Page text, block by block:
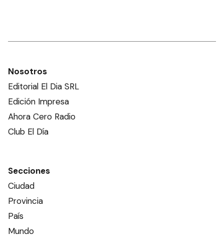
Nosotros
Editorial El Dia SRL
Edición Impresa
Ahora Cero Radio
Club El Día
Secciones
Ciudad
Provincia
País
Mundo